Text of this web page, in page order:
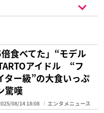
倍食べてた」“モデル
アイドル “フ
ター級”の大食いっぷ
驚嘆
08/14 18:08 エンタメニュース